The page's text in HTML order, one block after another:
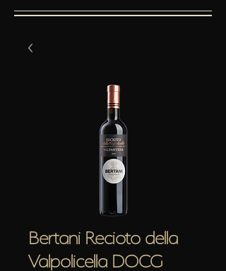
Bertani Recioto della
Valpolicella DOCG